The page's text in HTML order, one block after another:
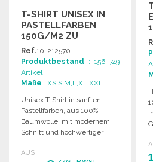
T-SHIRT UNISEX IN
PASTELLFARBEN
150G/M2 ZU
GROSSHANDELSPREISEN
Ref.10-212570
Produktbestand : 156 749
Artikel
Maße : XS,S,M,L,XL,XXL
Unisex T-Shirt in sanften
Pastellfarben, aus 100%
Baumwolle, mit modernem
Schnitt und hochwertiger
verschiedenen Größen.
AUS